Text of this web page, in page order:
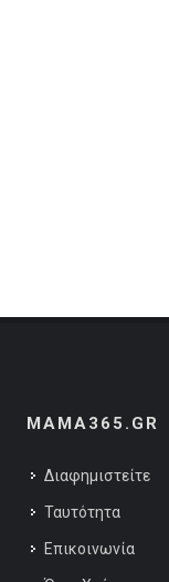
MAMA365.GR
Διαφημιστείτε
Ταυτότητα
Επικοινωνία